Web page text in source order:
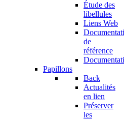
Étude des
libellules
Liens Web
de
référence
Papillons
Back
Actualités
en lien
Préserver
les